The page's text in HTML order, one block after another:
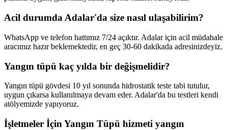
Acil durumda Adalar'da size nasıl ulaşabilirim?
WhatsApp ve telefon hattımız 7/24 açıktır. Adalar için acil müdahale
aracımız hazır beklemektedir, en geç 30-60 dakikada adresinizdeyiz.
Yangın tüpü kaç yılda bir değişmelidir?
Yangın tüpü gövdesi 10 yıl sonunda hidrostatik teste tabi tutulur,
uygun çıkarsa kullanılmaya devam eder. Adalar'da bu testleri kendi
atölyemizde yapıyoruz.
İşletmeler İçin Yangın Tüpü hizmeti yangın